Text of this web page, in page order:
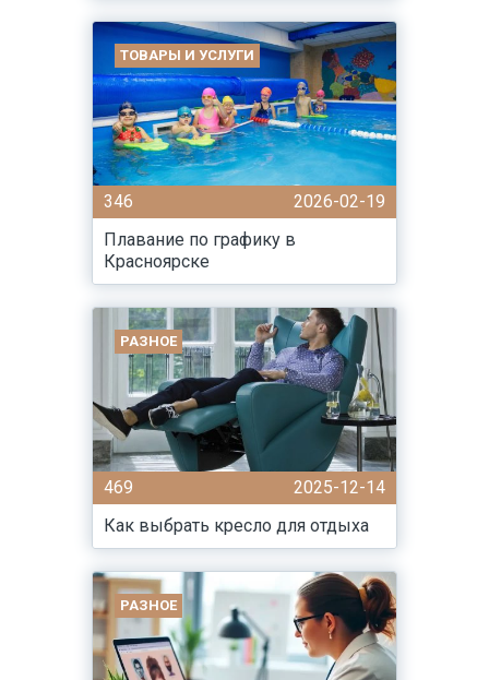
ТОВАРЫ И УСЛУГИ
346
2026-02-19
Плавание по графику в
Красноярске
РАЗНОЕ
469
2025-12-14
Как выбрать кресло для отдыха
РАЗНОЕ